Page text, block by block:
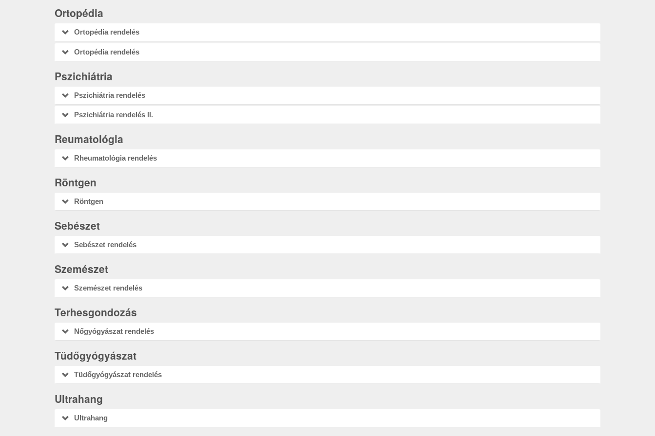
Ortopédia
Ortopédia rendelés
Ortopédia rendelés
Pszichiátria
Pszichiátria rendelés
Pszichiátria rendelés II.
Reumatológia
Rheumatológia rendelés
Röntgen
Röntgen
Sebészet
Sebészet rendelés
Szemészet
Szemészet rendelés
Terhesgondozás
Nőgyógyászat rendelés
Tüdőgyógyászat
Tüdőgyógyászat rendelés
Ultrahang
Ultrahang